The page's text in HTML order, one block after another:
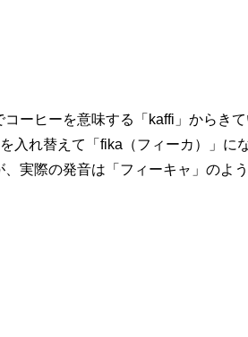
ーヒーを意味する「kaffi」からき
入れ替えて「fika（フィーカ）」に
実際の発音は「フィーキャ」のよ